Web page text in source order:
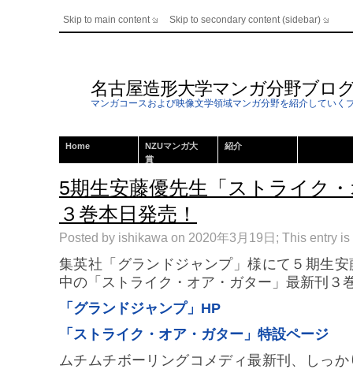
Skip to main content Skip to secondary content (sidebar)
名古屋造形大学マンガ分野ブロ
マンガコースおよび映像文学領域マンガ分野を紹介していく
Home
NZUマンガ大
賞
紹介
5期生安藤優先生「ストライク
３巻本日発売！
Posted by ishikawa on 2020年3月19日; This entry
集英社「グランドジャンプ」様にて５期生
中の「ストライク・オア・ガター」最新刊３
「グランドジャンプ」HP
「ストライク・オア・ガター」特設ページ
ムチムチボーリングコメディ最新刊、しっ